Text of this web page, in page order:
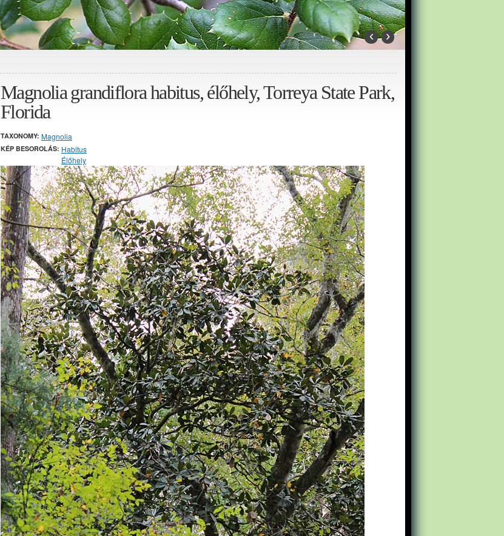
‹ ›
Magnolia grandiflora habitus, élőhely, Torreya State Park,
Florida
TAXONOMY: Magnolia
KÉP BESOROLÁS: Habitus
Élőhely